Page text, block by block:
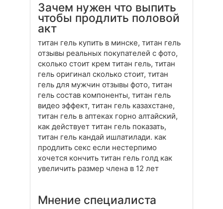
Зачем нужен что выпить
чтобы продлить половой
акт
титан гель купить в минске, титан гель
отзывы реальных покупателей с фото,
сколько стоит крем титан гель, титан
гель оригинал сколько стоит, титан
гель для мужчин отзывы фото, титан
гель состав компоненты, титан гель
видео эффект, титан гель казахстане,
титан гель в аптеках горно алтайский,
как действует титан гель показать,
титан гель кандай ишлатилади. как
продлить секс если нестерпимо
хочется кончить титан гель голд как
увеличить размер члена в 12 лет
Мнение специалиста